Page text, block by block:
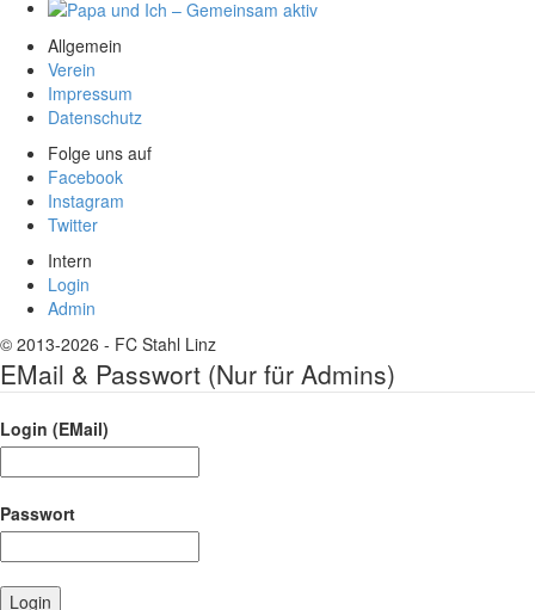
Allgemein
Verein
Impressum
Datenschutz
Folge uns auf
Facebook
Instagram
Twitter
Intern
Login
Admin
© 2013-2026 - FC Stahl Linz
EMail & Passwort (Nur für Admins)
Login (EMail)
Passwort